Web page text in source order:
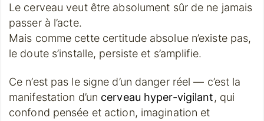
Le cerveau veut être absolument sûr de ne jamais
passer à l’acte.
Mais comme cette certitude absolue n’existe pas,
le doute s’installe, persiste et s’amplifie.
Ce n’est pas le signe d’un danger réel — c’est la
manifestation d’un cerveau hyper-vigilant, qui
confond pensée et action, imagination et